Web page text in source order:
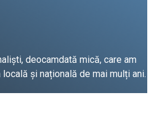
deocamdată mică, care am
și națională de mai mulți ani.